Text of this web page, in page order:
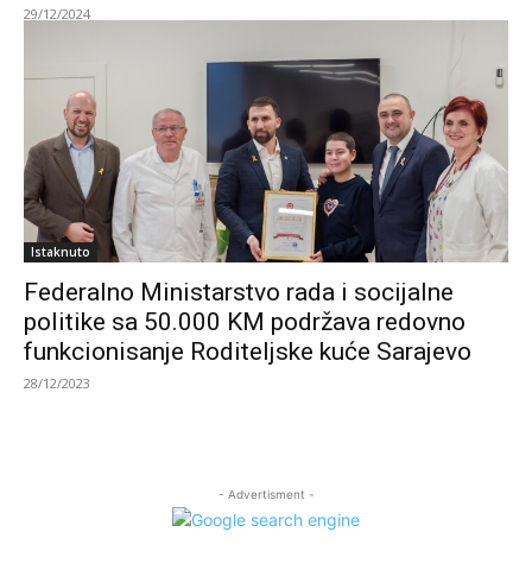
29/12/2024
Istaknuto
Federalno Ministarstvo rada i socijalne
politike sa 50.000 KM podržava redovno
funkcionisanje Roditeljske kuće Sarajevo
28/12/2023
- Advertisment -